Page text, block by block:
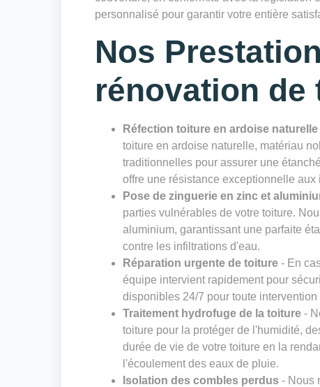
personnalisé pour garantir votre entière
Nos
rénovation de
Réfection toiture en ardoise naturelle
toiture en ardoise naturelle, matériau
traditionnelles pour assurer une
offre une résistance exceptionnelle
Pose de zinguerie en zinc et
parties vulnérables de votre toiture.
aluminium, garantissant une parfaite
contre les infiltrations d'eau.
Réparation urgente de toiture - En
équipe intervient rapidement pour
disponibles 24/7 pour toute intervention
Traitement hydrofuge de la toiture -
toiture pour la protéger de l'humidité,
durée de vie de votre toiture en la
l'écoulement des eaux de pluie.
Isolation des combles perdus - Nous